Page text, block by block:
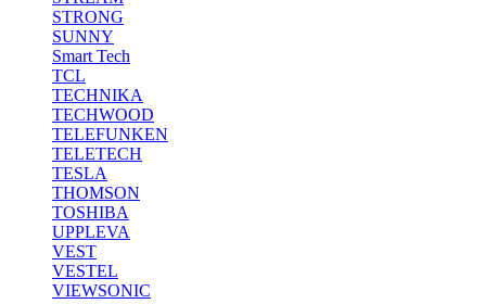
STRONG
SUNNY
Smart Tech
TCL
TECHNIKA
TECHWOOD
TELEFUNKEN
TELETECH
TESLA
THOMSON
TOSHIBA
UPPLEVA
VEST
VESTEL
VIEWSONIC